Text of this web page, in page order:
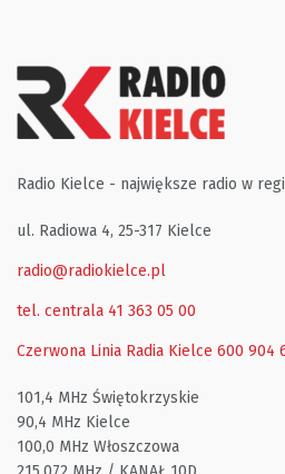
Radio Kielce - największe radio w
ul. Radiowa 4, 25-317 Kielce
radio@radiokielce.pl
tel. centrala 41 363 05 00
Czerwona Linia Radia Kielce 600 904
101,4 MHz Świętokrzyskie
90,4 MHz Kielce
100,0 MHz Włoszczowa